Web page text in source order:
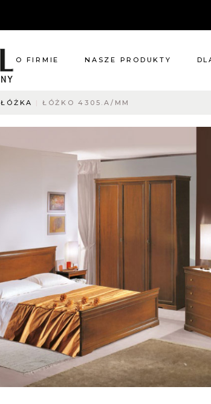
O FIRMIE NASZE PRODUKTY
Oświetlenie
Renowacje
Kuchnie
Dodatki
ŁÓŻKA ŁÓŻKO 4305.A/MM